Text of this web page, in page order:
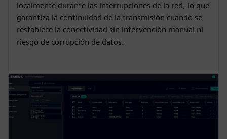
localmente durante las interrupciones de la red, lo que
garantiza la continuidad de la transmisión cuando se
restablece la conectividad sin intervención manual ni
riesgo de corrupción de datos.